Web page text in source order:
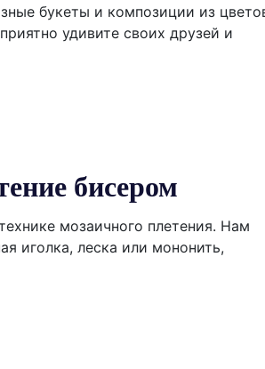
букеты и композиции из
удивите своих друзей и
бисером
мозаичного плетения. Нам
иголка, леска или мононить,